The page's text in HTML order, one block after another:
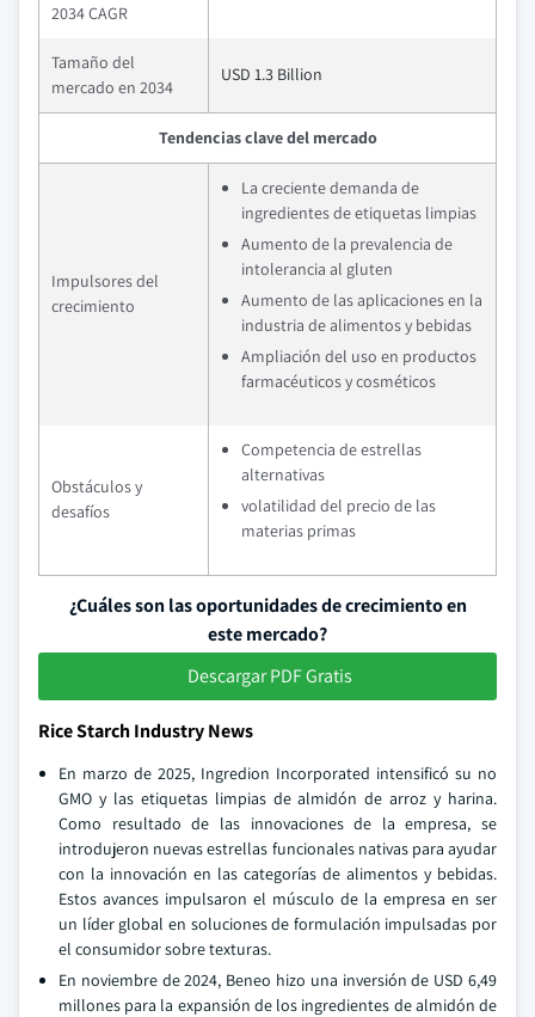
2034 CAGR
Tamaño del
mercado en 2034
USD 1.3 Billion
Tendencias clave del mercado
Impulsores del
crecimiento
La creciente demanda de
ingredientes de etiquetas limpias
Aumento de la prevalencia de
intolerancia al gluten
Aumento de las aplicaciones en la
industria de alimentos y bebidas
Ampliación del uso en productos
farmacéuticos y cosméticos
Obstáculos y
desafíos
Competencia de estrellas
alternativas
volatilidad del precio de las
materias primas
¿Cuáles son las oportunidades de crecimiento en
este mercado?
Descargar PDF Gratis
Rice Starch Industry News
En marzo de 2025, Ingredion Incorporated intensificó su no
GMO y las etiquetas limpias de almidón de arroz y harina.
Como resultado de las innovaciones de la empresa, se
introdujeron nuevas estrellas funcionales nativas para ayudar
con la innovación en las categorías de alimentos y bebidas.
Estos avances impulsaron el músculo de la empresa en ser
un líder global en soluciones de formulación impulsadas por
el consumidor sobre texturas.
En noviembre de 2024, Beneo hizo una inversión de USD 6,49
millones para la expansión de los ingredientes de almidón de